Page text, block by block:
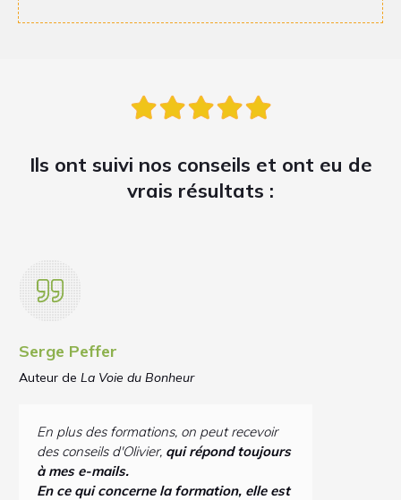
Ils ont suivi nos conseils et ont eu de
vrais résultats :
Serge Peffer
Auteur de La Voie du Bonheur
En plus des formations, on peut recevoir
des conseils d'Olivier, qui répond toujours
à mes e-mails.
En ce qui concerne la formation, elle est